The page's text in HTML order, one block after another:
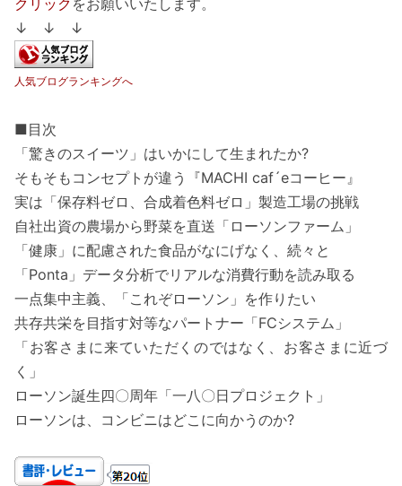
↓ ↓ ↓
人気ブログランキングへ
■目次
「驚きのスイーツ」はいかにして生まれたか?
そもそもコンセプトが違う『MACHI caf´eコーヒー』
実は「保存料ゼロ、合成着色料ゼロ」製造工場の挑戦
自社出資の農場から野菜を直送「ローソンファーム」
「健康」に配慮された食品がなにげなく、続々と
「Ponta」データ分析でリアルな消費行動を読み取る
一点集中主義、「これぞローソン」を作りたい
共存共栄を目指す対等なパートナー「FCシステム」
「お客さまに来ていただくのではなく、お客さまに近づ
く」
ローソン誕生四〇周年「一八〇日プロジェクト」
ローソンは、コンビニはどこに向かうのか?